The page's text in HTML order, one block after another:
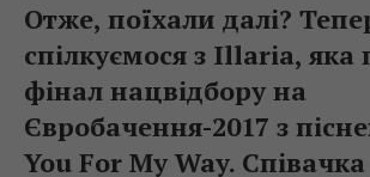
Отже, поїхали далі?
спілкуємося з Illaria,
фінал нацвідбору на
Євробачення-2017 з
You For My Way.